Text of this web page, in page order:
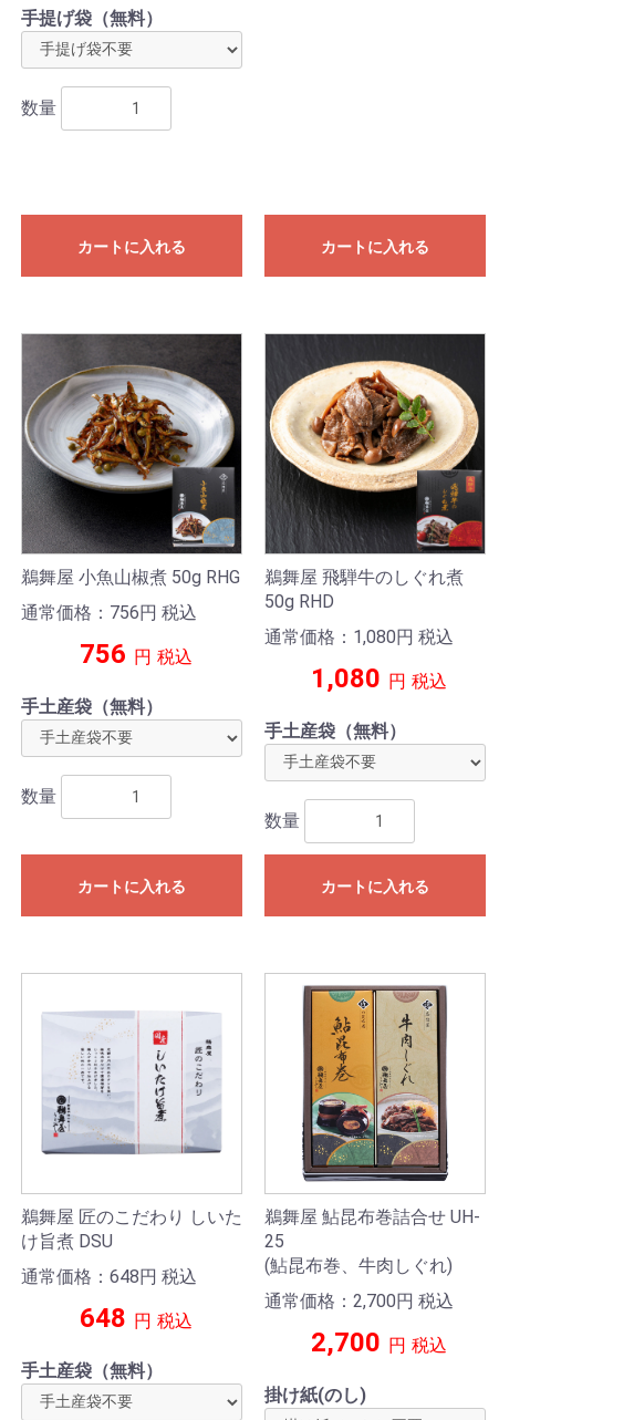
手提げ袋（無料）
数量
カートに入れる カートに入れる
鵜舞屋 小魚山椒煮 50g RHG
通常価格：756円 税込
756 円 税込
手土産袋（無料）
数量
カートに入れる
鵜舞屋 飛騨牛のしぐれ煮
50g RHD
通常価格：1,080円 税込
1,080 円 税込
手土産袋（無料）
数量
カートに入れる
鵜舞屋 匠のこだわり しいた
け旨煮 DSU
通常価格：648円 税込
648 円 税込
手土産袋（無料）
鵜舞屋 鮎昆布巻詰合せ UH-
25
(鮎昆布巻、牛肉しぐれ)
通常価格：2,700円 税込
2,700 円 税込
掛け紙(のし)